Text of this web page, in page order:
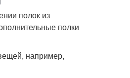
полок из
полки
например,